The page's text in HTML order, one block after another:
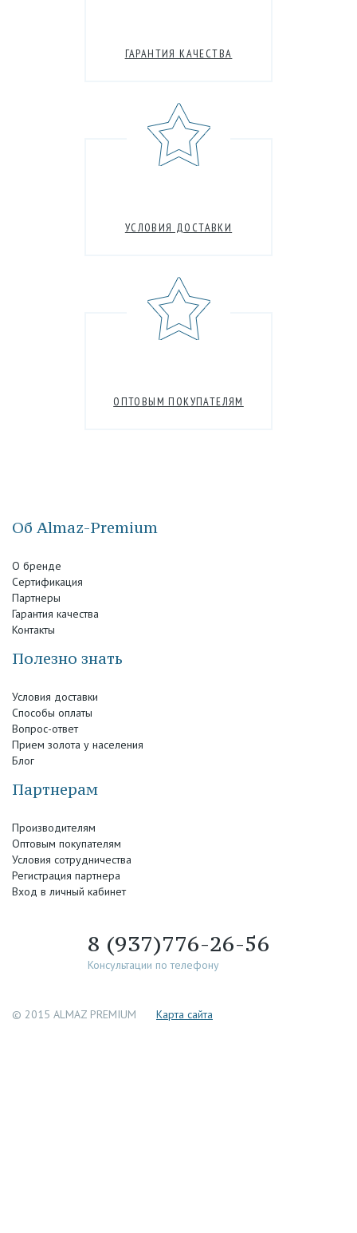
ГАРАНТИЯ КАЧЕСТВА
УСЛОВИЯ ДОСТАВКИ
ОПТОВЫМ ПОКУПАТЕЛЯМ
Об Almaz-Premium
О бренде
Сертификация
Партнеры
Гарантия качества
Контакты
Полезно знать
Условия доставки
Способы оплаты
Вопрос-ответ
Прием золота у населения
Блог
Партнерам
Производителям
Оптовым покупателям
Условия сотрудничества
Регистрация партнера
Вход в личный кабинет
8 (937)776-26-56
Консультации по телефону
© 2015 ALMAZ PREMIUM Каpта сайта